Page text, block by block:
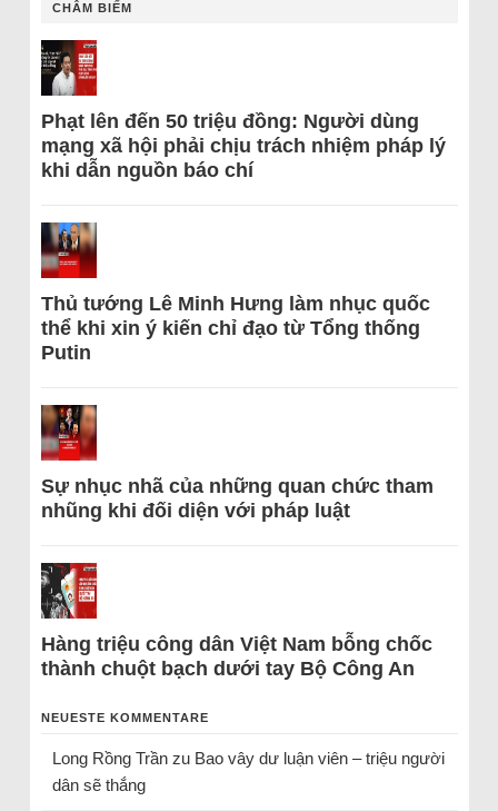
CHÂM BIẾM
Phạt lên đến 50 triệu đồng: Người dùng
mạng xã hội phải chịu trách nhiệm pháp lý
khi dẫn nguồn báo chí
Thủ tướng Lê Minh Hưng làm nhục quốc
thể khi xin ý kiến chỉ đạo từ Tổng thống
Putin
Sự nhục nhã của những quan chức tham
nhũng khi đối diện với pháp luật
Hàng triệu công dân Việt Nam bỗng chốc
thành chuột bạch dưới tay Bộ Công An
NEUESTE KOMMENTARE
Long Rồng Trầnzu Bao vây dư luận viên – triệu người
dân sẽ thắng